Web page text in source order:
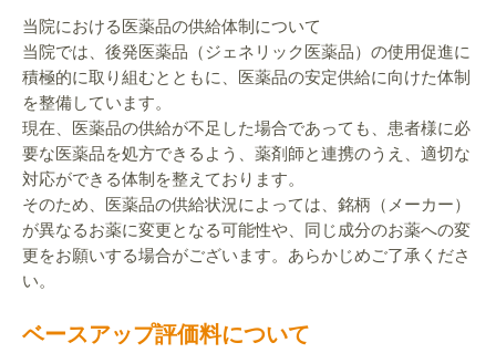
当院における医薬品の供給体制について
当院では、後発医薬品（ジェネリック医薬品）の使用促進に
積極的に取り組むとともに、医薬品の安定供給に向けた体制
を整備しています。
現在、医薬品の供給が不足した場合であっても、患者様に必
要な医薬品を処方できるよう、薬剤師と連携のうえ、適切な
対応ができる体制を整えております。
そのため、医薬品の供給状況によっては、銘柄（メーカー）
が異なるお薬に変更となる可能性や、同じ成分のお薬への変
更をお願いする場合がございます。あらかじめご了承くださ
い。
ベースアップ評価料について